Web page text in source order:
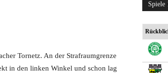
Tornetz. An der Strafraumgrenze
in den linken Winkel und schon lag
Spiele